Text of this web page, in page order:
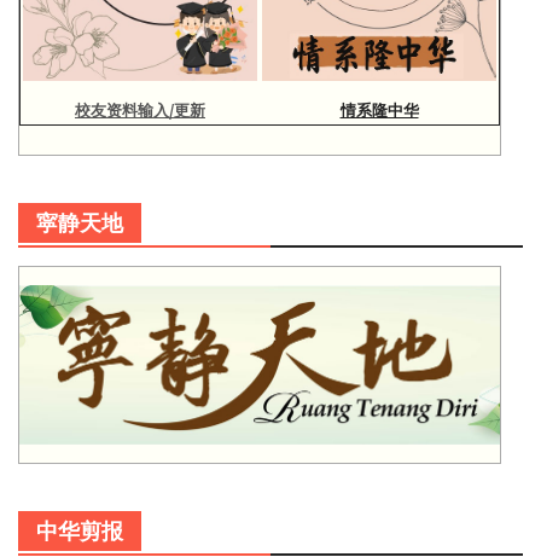
校友资料输入/更新 情系隆中华
寜静天地
中华剪报